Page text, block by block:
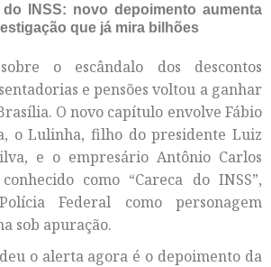
INSS: novo depoimento aumenta
que já mira bilhões
o escândalo dos descontos
e pensões voltou a ganhar
O novo capítulo envolve Fábio
o Lulinha, filho do presidente Luiz
e o empresário Antônio Carlos
como “Careca do INSS”,
Federal como personagem
sob apuração.
o alerta agora é o depoimento da